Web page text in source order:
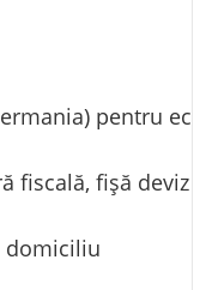
pentru
fiscală, fișă deviz
domiciliu